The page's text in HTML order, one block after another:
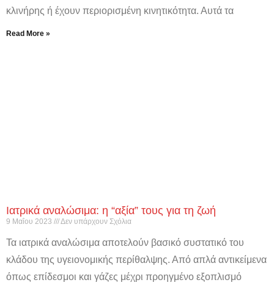
κλινήρης ή έχουν περιορισμένη κινητικότητα. Αυτά τα
Read More »
Ιατρικά αναλώσιμα: η “αξία” τους για τη ζωή
9 Μαΐου 2023 Δεν υπάρχουν Σχόλια
Τα ιατρικά αναλώσιμα αποτελούν βασικό συστατικό του
κλάδου της υγειονομικής περίθαλψης. Από απλά αντικείμενα
όπως επίδεσμοι και γάζες μέχρι προηγμένο εξοπλισμό